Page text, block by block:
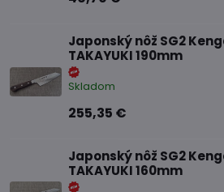
Japonský nôž SG2
TAKAYUKI 190mm
Skladom
255,35 €
Japonský nôž SG2
TAKAYUKI 160mm